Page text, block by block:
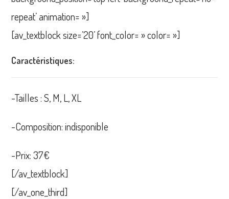
repeat’ animation= »]
[av_textblock size=’20’ font_color= » color= »]
Caractéristiques:
-Tailles : S, M, L, XL
-Composition: indisponible
-Prix: 37€
[/av_textblock]
[/av_one_third]